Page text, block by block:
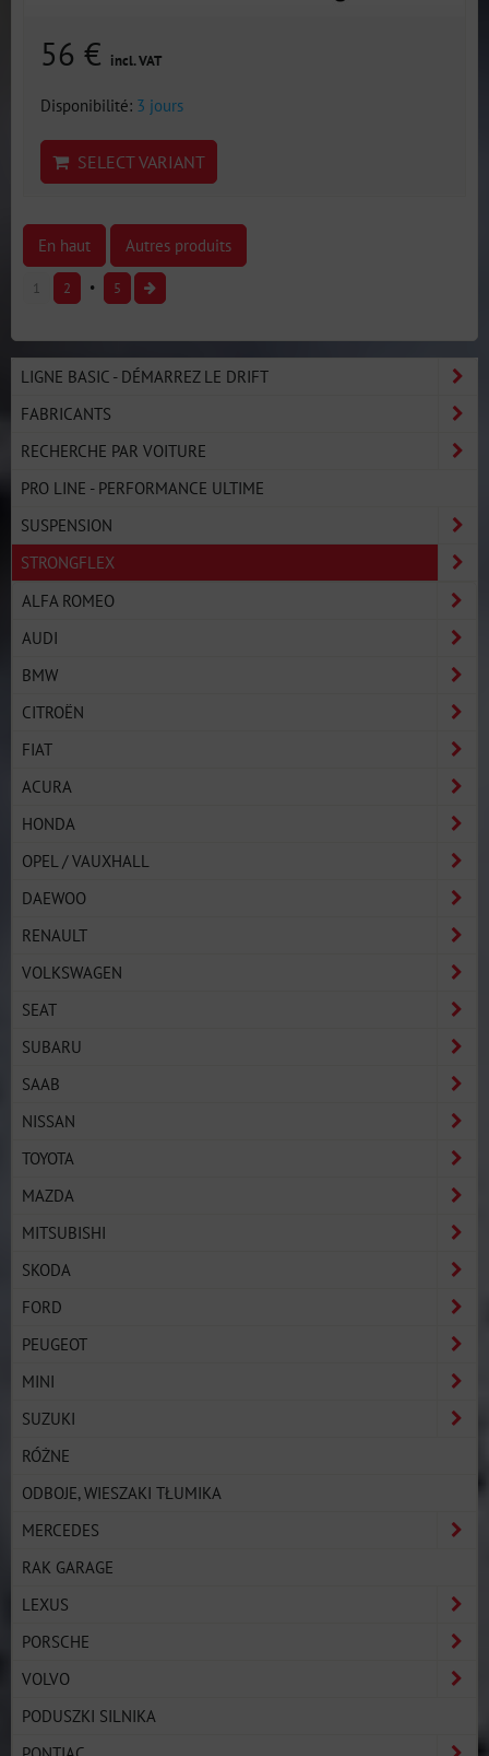
56 € incl. VAT
Disponibilité: 3 jours
SELECT VARIANT
En haut Autres produits
1 2 5
LIGNE BASIC - DÉMARREZ LE DRIFT
FABRICANTS
RECHERCHE PAR VOITURE
PRO LINE - PERFORMANCE ULTIME
SUSPENSION
STRONGFLEX
ALFA ROMEO
AUDI
BMW
CITROËN
FIAT
ACURA
HONDA
OPEL / VAUXHALL
DAEWOO
RENAULT
VOLKSWAGEN
SEAT
SUBARU
SAAB
NISSAN
TOYOTA
MAZDA
MITSUBISHI
SKODA
FORD
PEUGEOT
MINI
SUZUKI
RÓŻNE
ODBOJE, WIESZAKI TŁUMIKA
MERCEDES
RAK GARAGE
LEXUS
PORSCHE
VOLVO
PODUSZKI SILNIKA